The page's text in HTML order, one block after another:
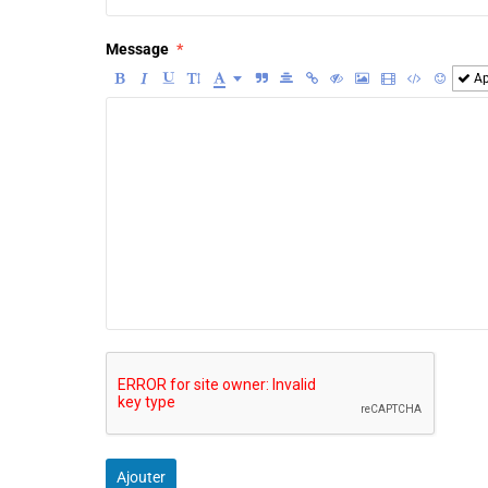
Message
Ajouter